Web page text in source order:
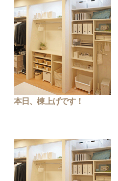
本日、棟上げです！